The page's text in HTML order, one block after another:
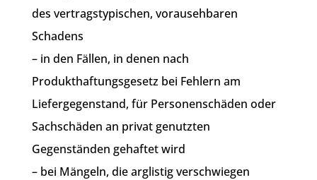
des vertragstypischen, vorausehbaren
Schadens
– in den Fällen, in denen nach
Produkthaftungsgesetz bei Fehlern am
Liefergegenstand, für Personenschäden oder
Sachschäden an privat genutzten
Gegenständen gehaftet wird
– bei Mängeln, die arglistig verschwiegen